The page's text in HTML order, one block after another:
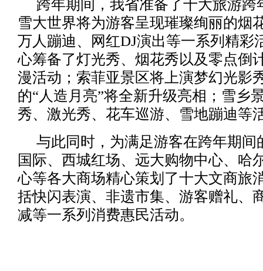
跨年期间，我省准备了十大旅游跨
雪大世界将为游客呈现璀璨绚丽的烟
万人蹦迪、网红DJ演出等一系列精彩
心筹备了灯光秀、烟花秀以及零点倒
漫活动；索菲亚景区将上演梦幻光影
的“人造月亮”将全新升级亮相；雪乡
秀、激光秀、花车巡游、雪地蹦迪
与此同时，为满足游客在跨年期间
国际、西城红场、远大购物中心、哈
心等各大商场精心策划了十大文商旅
括快闪表演、非遗市集、游客赠礼、
减等一系列消费惠民活动。